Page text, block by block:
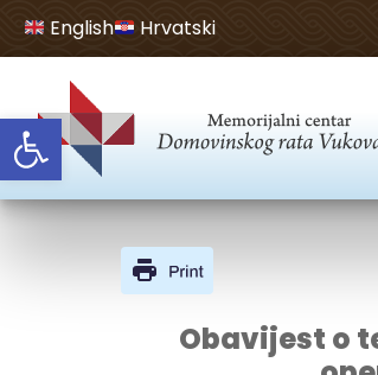
Open toolbar
English Hrvatski
Obavijest o